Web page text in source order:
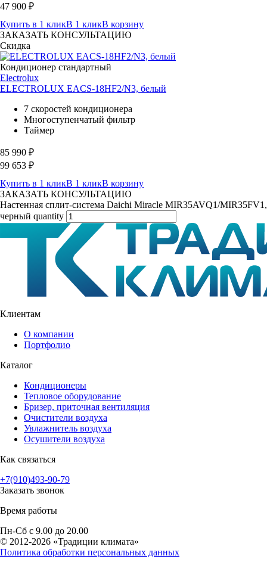
47 900 ₽
Купить в 1 кликВ 1 кликВ корзину
ЗАКАЗАТЬ КОНСУЛЬТАЦИЮ
Скидка
Кондиционер стандартный
Electrolux
ELECTROLUX EACS-18HF2/N3, белый
7 скоростей кондиционера
Многоступенчатый фильтр
Таймер
85 990 ₽
99 653 ₽
Купить в 1 кликВ 1 кликВ корзину
ЗАКАЗАТЬ КОНСУЛЬТАЦИЮ
Настенная сплит-система Daichi Miracle MIR35AVQ1/MIR35FV1,
черный quantity
Клиентам
О компании
Портфолио
Каталог
Кондиционеры
Тепловое оборудование
Бризер, приточная вентиляция
Очистители воздуха
Увлажнитель воздуха
Осушители воздуха
Как связаться
+7(910)493-90-79
Заказать звонок
Время работы
Пн-Сб с 9.00 до 20.00
© 2012-2026 «Традиции климата»
Политика обработки персональных данных